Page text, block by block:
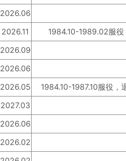
2026.06
2026.11
1984.10-1989.02服
2026.09
2026.06
2026.05
1984.10-1987.10服役，
2027.03
2026.06
2026.02